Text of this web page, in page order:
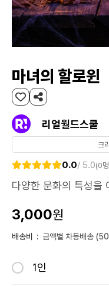
마녀의 할로윈
리얼월드스쿨
크
0.0/ 5.0(0
다양한 문화의 특성을
3,000원
배송비 : 금액별 차등배송
1인